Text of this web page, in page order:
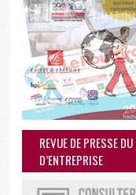
REVUE DE PRESSE
D’ENTREPRISE